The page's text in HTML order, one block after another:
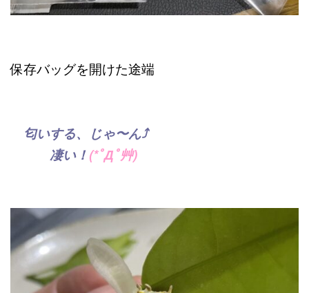
保存バッグを開けた途端
匂いする、じゃ〜ん⤴︎
凄い！(*ﾟДﾟ艸)